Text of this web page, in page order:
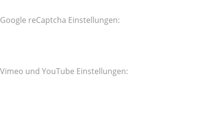
Google reCaptcha Einstellungen:
Vimeo und YouTube Einstellungen: